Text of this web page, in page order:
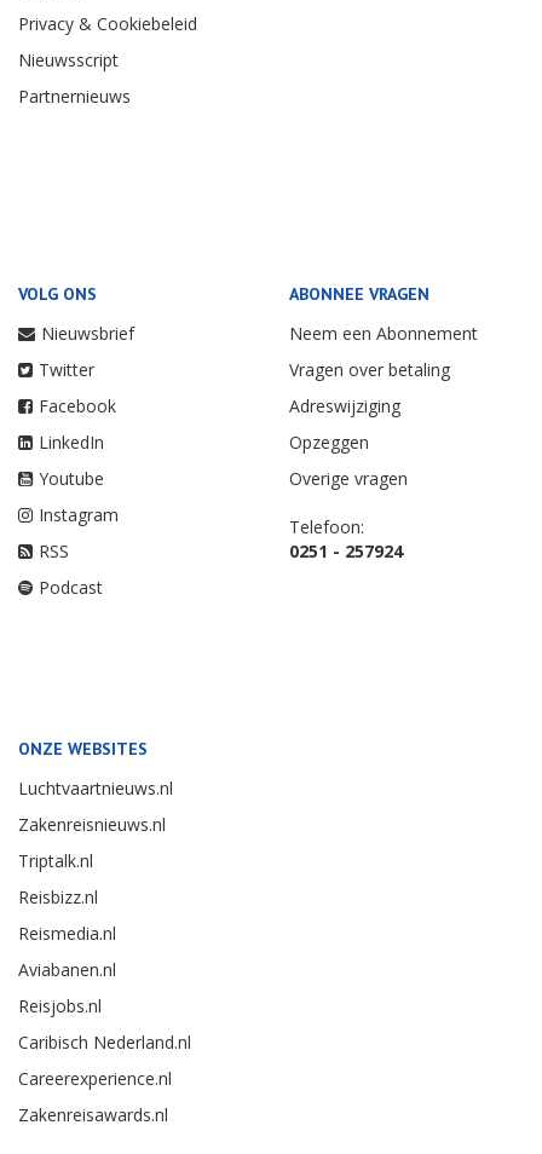
Privacy & Cookiebeleid
Nieuwsscript
Partnernieuws
VOLG ONS
Nieuwsbrief
Twitter
Facebook
LinkedIn
Youtube
Instagram
RSS
Podcast
ABONNEE VRAGEN
Neem een Abonnement
Vragen over betaling
Adreswijziging
Opzeggen
Overige vragen
Telefoon:
0251 - 257924
ONZE WEBSITES
Luchtvaartnieuws.nl
Zakenreisnieuws.nl
Triptalk.nl
Reisbizz.nl
Reismedia.nl
Aviabanen.nl
Reisjobs.nl
Caribisch Nederland.nl
Careerexperience.nl
Zakenreisawards.nl